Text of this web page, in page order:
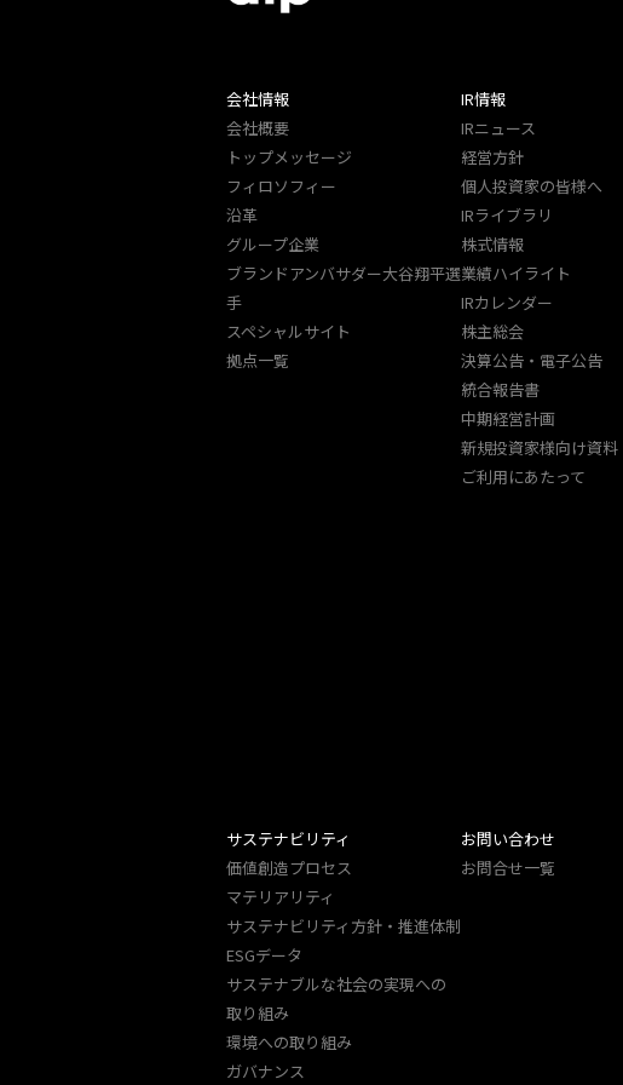
会社情報
会社概要
トップメッセージ
フィロソフィー
沿革
グループ企業
ブランドアンバサダー大谷翔平選
手
スペシャルサイト
拠点一覧
IR情報
IRニュース
経営方針
個人投資家の皆様へ
IRライブラリ
株式情報
業績ハイライト
IRカレンダー
株主総会
決算公告・電子公告
統合報告書
中期経営計画
新規投資家様向け資料
ご利用にあたって
サステナビリティ
価値創造プロセス
マテリアリティ
サステナビリティ方針・推進体制
ESGデータ
サステナブルな社会の実現への
取り組み
環境への取り組み
ガバナンス
お問い合わせ
お問合せ一覧